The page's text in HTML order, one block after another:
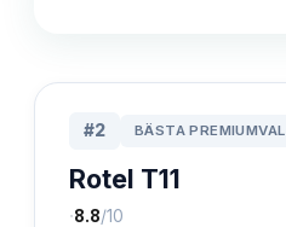
#2 BÄSTA PREMIUMVAL
Rotel T11
·8.8/10